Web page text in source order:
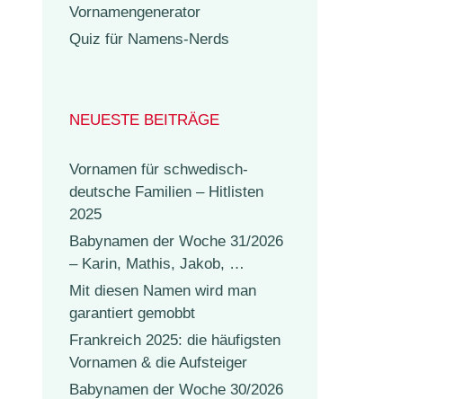
Vornamengenerator
Quiz für Namens-Nerds
NEUESTE BEITRÄGE
Vornamen für schwedisch-
deutsche Familien – Hitlisten
2025
Babynamen der Woche 31/2026
– Karin, Mathis, Jakob, …
Mit diesen Namen wird man
garantiert gemobbt
Frankreich 2025: die häufigsten
Vornamen & die Aufsteiger
Babynamen der Woche 30/2026